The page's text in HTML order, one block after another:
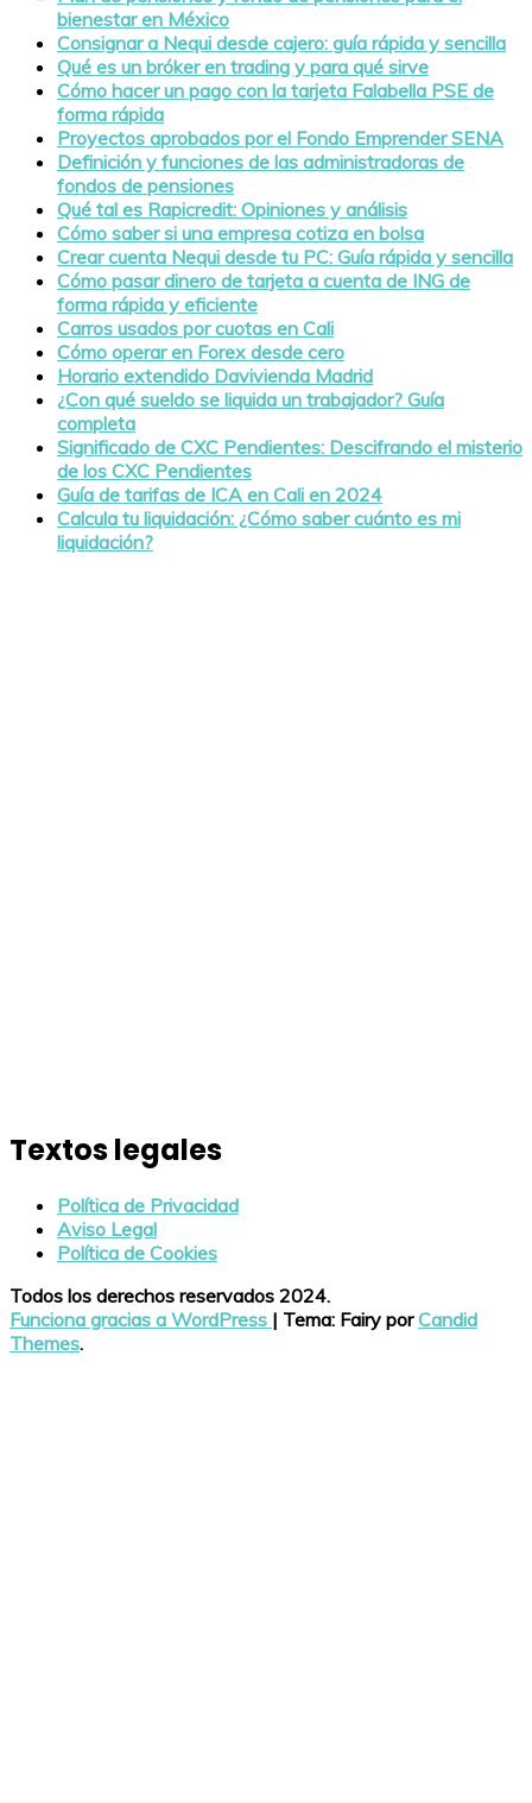
bienestar en México
Consignar a Nequi desde cajero: guía rápida y sencilla
Qué es un bróker en trading y para qué sirve
Cómo hacer un pago con la tarjeta Falabella PSE de
forma rápida
Proyectos aprobados por el Fondo Emprender SENA
Definición y funciones de las administradoras de
fondos de pensiones
Qué tal es Rapicredit: Opiniones y análisis
Cómo saber si una empresa cotiza en bolsa
Crear cuenta Nequi desde tu PC: Guía rápida y sencilla
Cómo pasar dinero de tarjeta a cuenta de ING de
forma rápida y eficiente
Carros usados por cuotas en Cali
Cómo operar en Forex desde cero
Horario extendido Davivienda Madrid
¿Con qué sueldo se liquida un trabajador? Guía
completa
Significado de CXC Pendientes: Descifrando el misterio
de los CXC Pendientes
Guía de tarifas de ICA en Cali en 2024
Calcula tu liquidación: ¿Cómo saber cuánto es mi
liquidación?
Textos legales
Política de Privacidad
Aviso Legal
Política de Cookies
Todos los derechos reservados 2024.
Funciona gracias a WordPress | Tema: Fairy porCandid
Themes.